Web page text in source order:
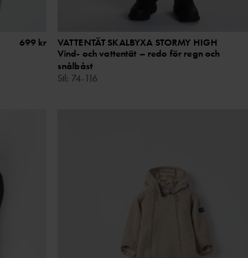
699 kr
VATTENTÄT SKALBYXA STORMY HIGH
Vind- och vattentät – redo för regn och
snålbåst
Stl: 74-116